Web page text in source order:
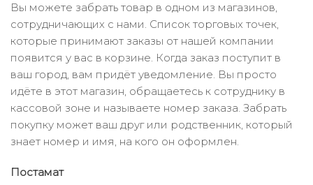
Вы можете забрать товар в одном из магазинов,
сотрудничающих с нами. Список торговых точек,
которые принимают заказы от нашей компании
появится у вас в корзине. Когда заказ поступит в
ваш город, вам придёт уведомление. Вы просто
идёте в этот магазин, обращаетесь к сотруднику в
кассовой зоне и называете номер заказа. Забрать
покупку может ваш друг или родственник, который
знает номер и имя, на кого он оформлен.
Постамат